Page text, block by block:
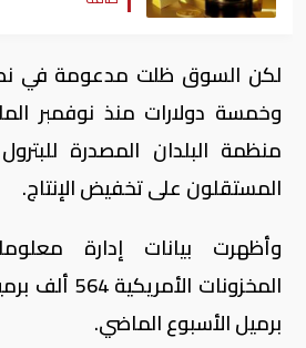
لكن السوق ظلت مدعومة في
وخمسة دولارات منذ نوفمبر
منظمة البلدان المصدرة
المستقلون على تخفيض الإنتاج.
وأظهرت بيانات إدارة
برميل الأسبوع الماضي.